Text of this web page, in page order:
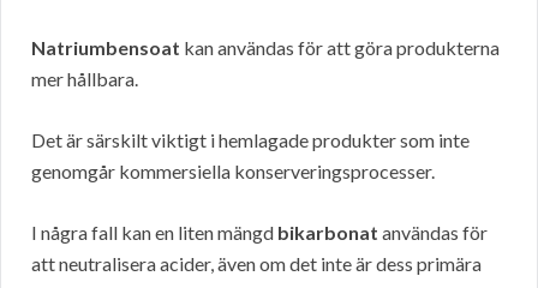
Natriumbensoat kan användas för att göra produkterna
mer hållbara.
Det är särskilt viktigt i hemlagade produkter som inte
genomgår kommersiella konserveringsprocesser.
I några fall kan en liten mängd bikarbonat användas för
att neutralisera acider, även om det inte är dess primära